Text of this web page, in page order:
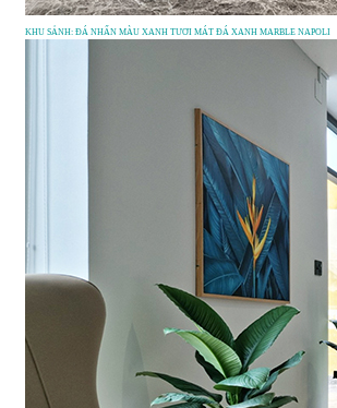
KHU SẢNH: ĐÁ NHẤN MÀU XANH TƯƠI MÁT ĐÁ XANH MARBLE NAPOLI